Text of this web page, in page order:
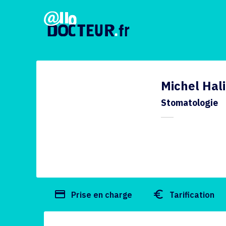
Michel
Stomatologie
payment Prise en charge euro_symbol Tarification